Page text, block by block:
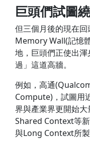
巨頭們試圖
但三個月後的現在
Memory Wall(記憶
地，巨頭們正使出
過」這道高牆。
例如，高通
Compute)，試圖用
界與產業界更開始大
Shared Context等
與Long Context所